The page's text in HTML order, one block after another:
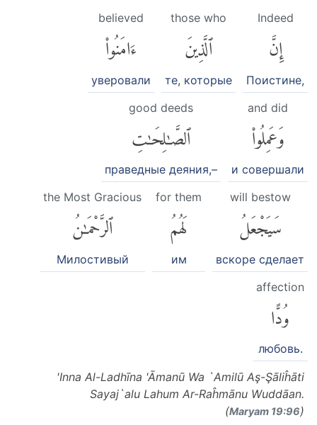
Indeed
إِنَّ
Поистине,
those who
ٱلَّذِينَ
те, которые
believed
ءَامَنُوا۟
уверовали
and did
وَعَمِلُوا۟
и совершали
good deeds
ٱلصَّٰلِحَٰتِ
праведные деяния,–
will bestow
سَيَجْعَلُ
вскоре сделает
for them
لَهُمُ
им
the Most Gracious
ٱلرَّحْمَٰنُ
Милостивый
affection
وُدًّا
любовь.
'Inna Al-Ladhīna 'Āmanū Wa `Amilū Aş-Şāliĥāti
Sayaj`alu Lahum Ar-Raĥmānu Wuddāan.
(Maryam 19:96)